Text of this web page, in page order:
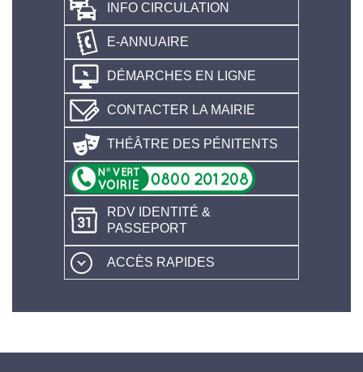
INFO CIRCULATION
E-ANNUAIRE
DÉMARCHES EN LIGNE
CONTACTER LA MAIRIE
THÉÂTRE DES PÉNITENTS
RDV IDENTITÉ &
PASSEPORT
ACCÈS RAPIDES